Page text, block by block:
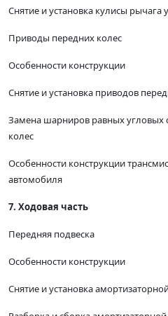
Снятие и установка кулисы
Приводы передних колес
Особенности конструкции
Снятие и установка приводов
Замена шарниров равных угловых
колес
Особенности конструкции
автомобиля
7. Ходовая часть
Передняя подвеска
Особенности конструкции
Снятие и установка